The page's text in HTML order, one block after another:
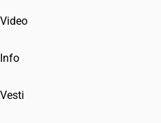
Video
Info
Vesti